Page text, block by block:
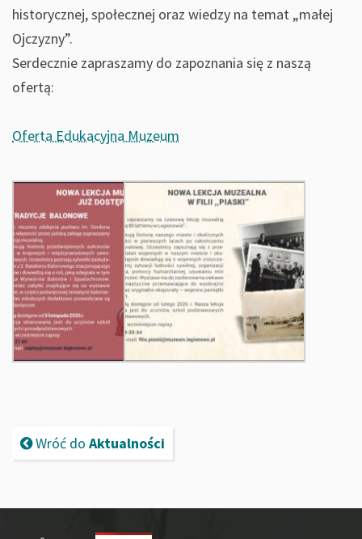
historycznej, społecznej oraz wiedzy na temat „małej
Ojczyzny”.
Serdecznie zapraszamy do zapoznania się z naszą
ofertą:
Oferta Edukacyjna Muzeum
Wróć do Aktualności